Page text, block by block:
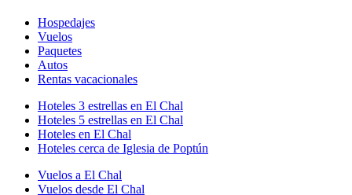
Hospedajes
Vuelos
Paquetes
Autos
Rentas vacacionales
Hoteles 3 estrellas en El Chal
Hoteles 5 estrellas en El Chal
Hoteles en El Chal
Hoteles cerca de Iglesia de Poptún
Vuelos a El Chal
Vuelos desde El Chal